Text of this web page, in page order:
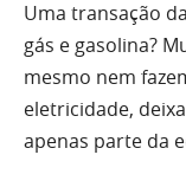
Uma transação
gás e gasolina?
mesmo nem
eletricidade,
apenas parte da